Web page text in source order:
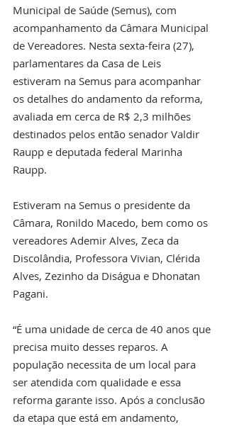
Municipal de Saúde (Semus), com
acompanhamento da Câmara Municipal
de Vereadores. Nesta sexta-feira (27),
parlamentares da Casa de Leis
estiveram na Semus para acompanhar
os detalhes do andamento da reforma,
avaliada em cerca de R$ 2,3 milhões
destinados pelos então senador Valdir
Raupp e deputada federal Marinha
Raupp.
Estiveram na Semus o presidente da
Câmara, Ronildo Macedo, bem como os
vereadores Ademir Alves, Zeca da
Discolândia, Professora Vivian, Clérida
Alves, Zezinho da Diságua e Dhonatan
Pagani.
“É uma unidade de cerca de 40 anos que
precisa muito desses reparos. A
população necessita de um local para
ser atendida com qualidade e essa
reforma garante isso. Após a conclusão
da etapa que está em andamento,